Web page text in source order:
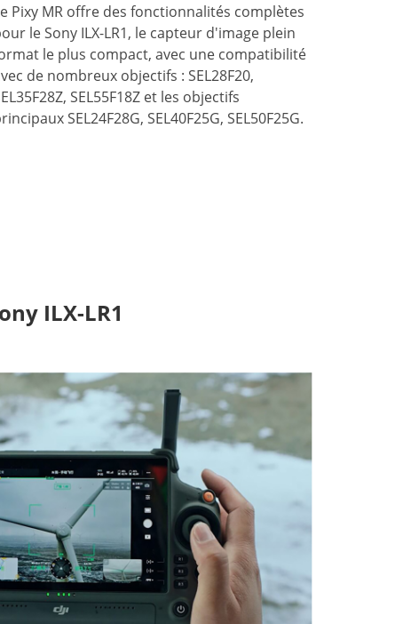
Pixy MR offre des fonctionnalités complètes
le Sony ILX-LR1, le capteur d'image plein
le plus compact, avec une compatibilité
de nombreux objectifs : SEL28F20,
SEL55F18Z et les objectifs
SEL24F28G, SEL40F25G, SEL50F25G.
ILX-LR1